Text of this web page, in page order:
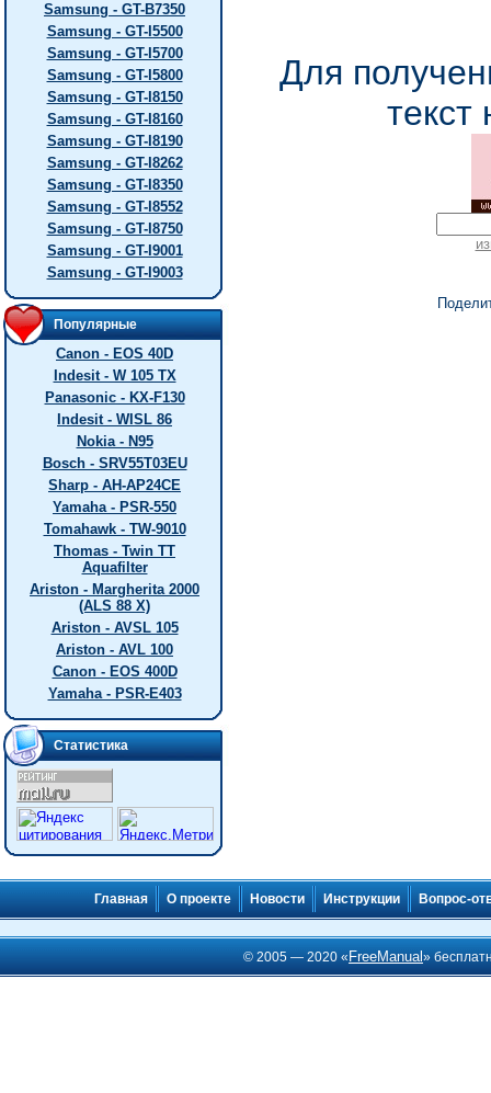
Samsung - GT-B7350
Samsung - GT-I5500
Samsung - GT-I5700
Samsung - GT-I5800
Samsung - GT-I8150
Samsung - GT-I8160
Samsung - GT-I8190
Samsung - GT-I8262
Samsung - GT-I8350
Samsung - GT-I8552
Samsung - GT-I8750
Samsung - GT-I9001
Samsung - GT-I9003
Популярные
Canon - EOS 40D
Indesit - W 105 TX
Panasonic - KX-F130
Indesit - WISL 86
Nokia - N95
Bosch - SRV55T03EU
Sharp - AH-AP24CE
Yamaha - PSR-550
Tomahawk - TW-9010
Thomas - Twin TT
Aquafilter
Ariston - Margherita 2000
(ALS 88 X)
Ariston - AVSL 105
Ariston - AVL 100
Canon - EOS 400D
Yamaha - PSR-E403
Статистика
Для
текст
Главная О проекте Новости Инструкции Вопрос-
© 2005 — 2020 « FreeManual»